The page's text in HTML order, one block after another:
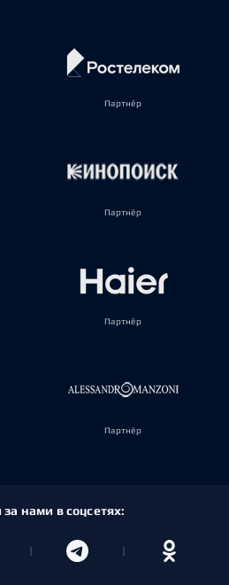
Партнёр
Партнёр
Партнёр
Партнёр
нами в соцсетях: